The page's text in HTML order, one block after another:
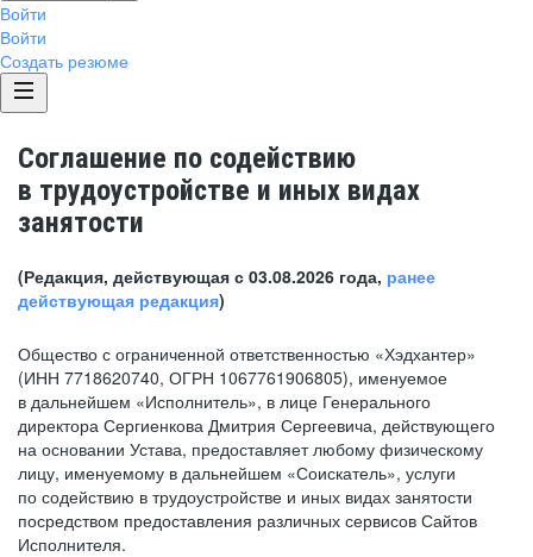
Войти
Войти
Создать резюме
Соглашение по содействию
в трудоустройстве и иных видах
занятости
(Редакция, действующая с 03.08.2026 года, ранее
действующая редакция)
Общество с ограниченной ответственностью «Хэдхантер»
(ИНН 7718620740, ОГРН 1067761906805), именуемое
в дальнейшем «Исполнитель», в лице Генерального
директора Сергиенкова Дмитрия Сергеевича, действующего
на основании Устава, предоставляет любому физическому
лицу, именуемому в дальнейшем «Соискатель», услуги
по содействию в трудоустройстве и иных видах занятости
посредством предоставления различных сервисов Сайтов
Исполнителя.